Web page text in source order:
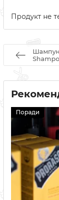
Продукт не
Поради